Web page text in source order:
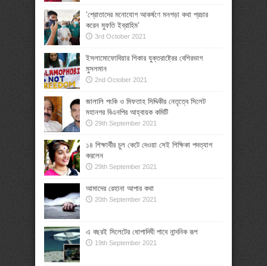
‘শ্রোতাদের মনোযোগ আকর্ষণে মনগড়া কথা প্রচার
করেন মুফতি ইব্রাহিম’
3rd October 2021
ইসলামোফোবিয়ার শিকার যুক্তরাষ্ট্রের বেশিরভাগ
মুসলমান
2nd October 2021
জালালি পংকি ও মিফতাহ সিদ্দিকীর নেতৃত্বে সিলেট
মহানগর বিএনপির আহ্বায়ক কমিটি
29th September 2021
১৪ শিক্ষার্থীর চুল কেটে দেওয়া সেই শিক্ষিকা পদত্যাগ
করলেন
29th September 2021
আমাদের রেহানা আপার কথা
20th September 2021
এ বছরই সিলেটের ধোপাদিঘী পাবে নান্দনিক রূপ
19th September 2021